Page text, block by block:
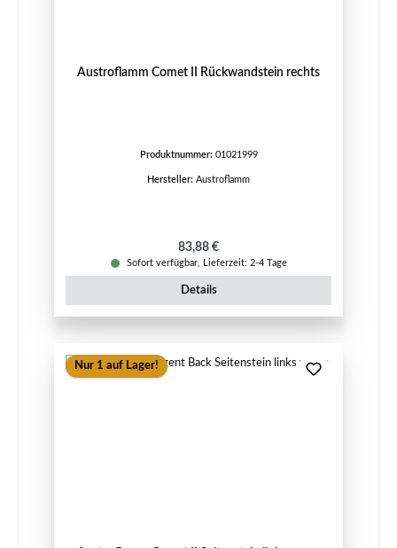
Austroflamm Comet II Rückwandstein rechts
Produktnummer: 01021999
Hersteller: Austroflamm
Regulärer Preis:
83,88 €
Sofort verfügbar, Lieferzeit: 2-4 Tage
Details
Nur 1 auf Lager!